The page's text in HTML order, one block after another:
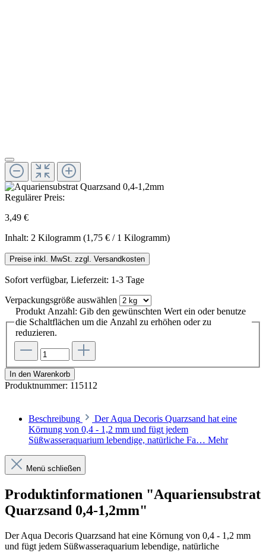
Regulärer Preis:
3,49 €
Inhalt: 2 Kilogramm (1,75 € / 1 Kilogramm)
Preise inkl. MwSt. zzgl. Versandkosten
Sofort verfügbar, Lieferzeit: 1-3 Tage
Verpackungsgröße auswählen
Produkt Anzahl: Gib den gewünschten Wert ein oder benutze
die Schaltflächen um die Anzahl zu erhöhen oder zu
reduzieren.
In den Warenkorb
Produktnummer: 115112
Beschreibung
Der Aqua Decoris Quarzsand hat eine
Körnung von 0,4 - 1,2 mm und fügt jedem
Süßwasseraquarium lebendige, natürliche Fa… Mehr
Menü schließen
Produktinformationen "Aquariensubstrat
Quarzsand 0,4-1,2mm"
Der Aqua Decoris Quarzsand hat eine Körnung von 0,4 - 1,2 mm
und fügt jedem Süßwasseraquarium lebendige, natürliche